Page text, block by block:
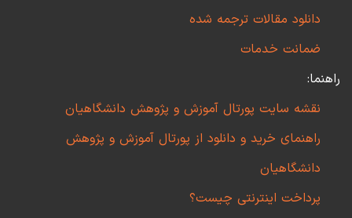
دانلود مقالات ترجمه شده
ضمانت خدمات
راهنما:
نقشه سایت پورتال آموزش و پژوهش دانشگاهیان
راهنمای خرید و دانلود از پورتال آموزش و پژوهش
دانشگاهیان
پرداخت اینترنتی چیست؟